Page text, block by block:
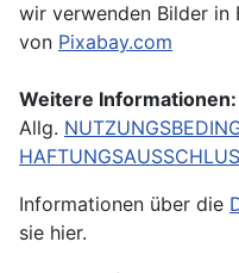
wir verwenden Bilder in
von Pixabay.com
Weitere Informationen:
Allg.
Informationen über die
sie hier.